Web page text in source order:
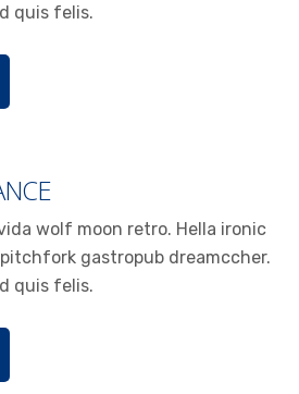
quis felis.
wolf moon retro. Hella ironic
gastropub dreamccher.
quis felis.